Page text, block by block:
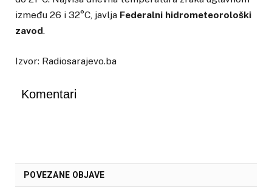
između 26 i 32°C, javlja Federalni hidrometeorološki
zavod.
Izvor: Radiosarajevo.ba
Komentari
POVEZANE OBJAVE